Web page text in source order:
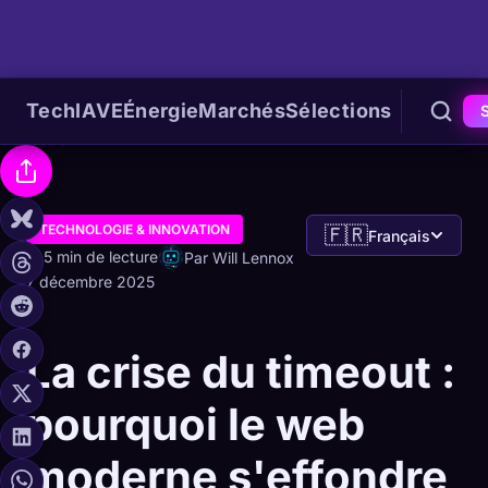
TechIAVEÉnergieMarchésSélections
TECHNOLOGIE & INNOVATION
5 min de lecture
Par Will Lennox
7 décembre 2025
🇫🇷Français
La crise du timeout :
pourquoi le web
moderne s'effondre